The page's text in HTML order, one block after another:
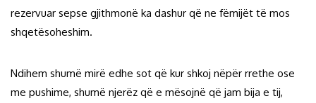
rezervuar sepse gjithmonë ka dashur që ne fëmijët të mos
shqetësoheshim.
Ndihem shumë mirë edhe sot që kur shkoj nëpër rrethe ose
me pushime, shumë njerëz që e mësojnë që jam bija e tij,